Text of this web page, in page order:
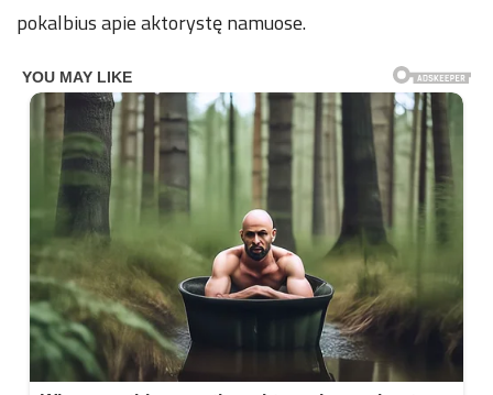
pokalbius apie aktorystę namuose.